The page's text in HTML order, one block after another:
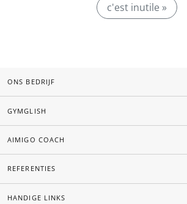
c'est inutile »
ONS BEDRIJF
GYMGLISH
AIMIGO COACH
REFERENTIES
HANDIGE LINKS